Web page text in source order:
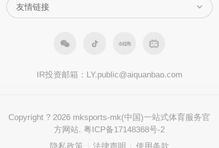
IR投资邮箱： LY.public@aiquanbao.com
Copyright ? 2026 mksports-mk(中国)一站式体育服务官
方网站. 粤ICP备17148368号-2